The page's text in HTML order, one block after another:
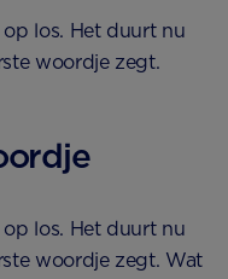
los. Het duurt nu
woordje zegt.
los. Het duurt nu
woordje zegt. Wat